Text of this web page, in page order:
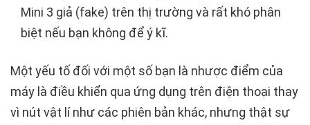
Mini 3 giả (fake) trên thị trường và rất khó phân
biệt nếu bạn không để ý kĩ.
Một yếu tố đối với một số bạn là nhược điểm của
máy là điều khiển qua ứng dụng trên điện thoại thay
vì nút vật lí như các phiên bản khác, nhưng thật sự